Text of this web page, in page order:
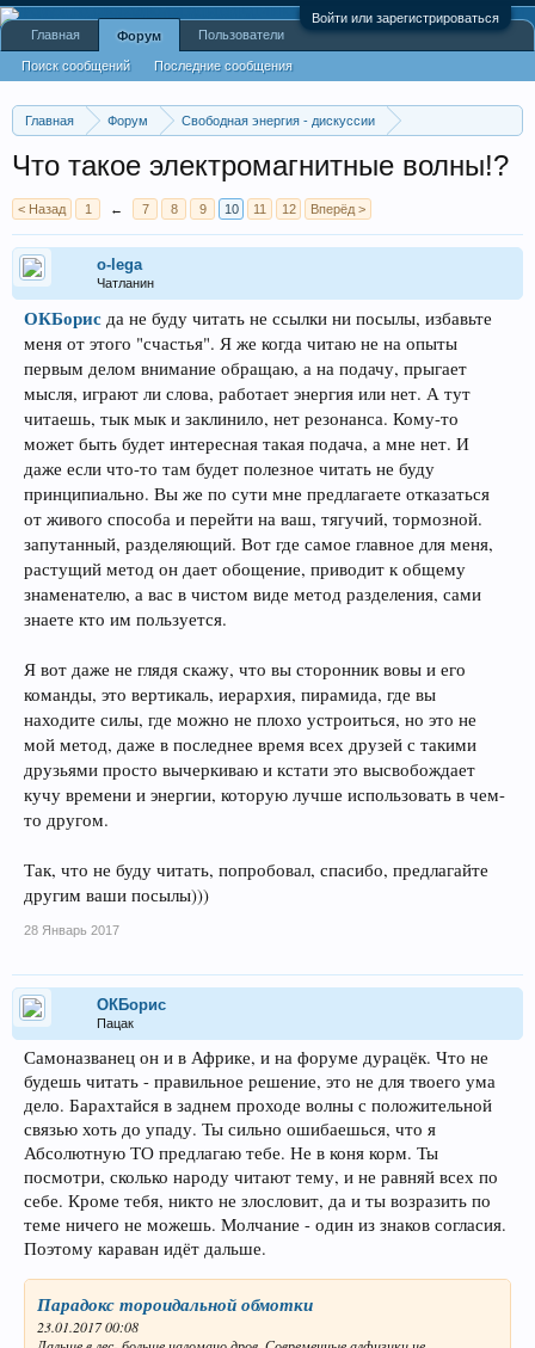
Войти или зарегистрироваться
Главная Форум
Свободная энергия - дискуссии
Что такое электромагнитные волны!?
< Назад 1 ← 7 8 9 10 11 12 Вперёд >
o-lega
Чатланин
ОКБорис да не буду читать не ссылки ни посылы, избавьте
меня от этого "счастья". Я же когда читаю не на опыты
первым делом внимание обращаю, а на подачу, прыгает
мысля, играют ли слова, работает энергия или нет. А тут
читаешь, тык мык и заклинило, нет резонанса. Кому-то
может быть будет интересная такая подача, а мне нет. И
даже если что-то там будет полезное читать не буду
принципиально. Вы же по сути мне предлагаете отказаться
от живого способа и перейти на ваш, тягучий, тормозной.
запутанный, разделяющий. Вот где самое главное для меня,
растущий метод он дает обощение, приводит к общему
знаменателю, а вас в чистом виде метод разделения, сами
знаете кто им пользуется.
Я вот даже не глядя скажу, что вы сторонник вовы и его
команды, это вертикаль, иерархия, пирамида, где вы
находите силы, где можно не плохо устроиться, но это не
мой метод, даже в последнее время всех друзей с такими
друзьями просто вычеркиваю и кстати это высвобождает
кучу времени и энергии, которую лучше использовать в чем-
то другом.
Так, что не буду читать, попробовал, спасибо, предлагайте
другим ваши посылы)))
28 Январь 2017
ОКБорис
Пацак
Самоназванец он и в Африке, и на форуме дурацёк. Что не
будешь читать - правильное решение, это не для твоего ума
дело. Барахтайся в заднем проходе волны с положительной
связью хоть до упаду. Ты сильно ошибаешься, что я
Абсолютную ТО предлагаю тебе. Не в коня корм. Ты
посмотри, сколько народу читают тему, и не равняй всех по
себе. Кроме тебя, никто не злословит, да и ты возразить по
теме ничего не можешь. Молчание - один из знаков согласия.
Поэтому караван идёт дальше.
Парадокс тороидальной обмотки
23.01.2017 00:08
Главная Форум
Поиск сообщений Последние сообщения
Пользователи